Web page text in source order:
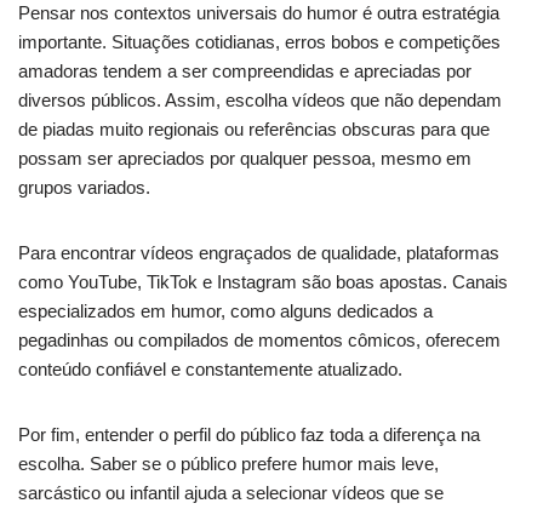
Pensar nos contextos universais do humor é outra estratégia
importante. Situações cotidianas, erros bobos e competições
amadoras tendem a ser compreendidas e apreciadas por
diversos públicos. Assim, escolha vídeos que não dependam
de piadas muito regionais ou referências obscuras para que
possam ser apreciados por qualquer pessoa, mesmo em
grupos variados.
Para encontrar vídeos engraçados de qualidade, plataformas
como YouTube, TikTok e Instagram são boas apostas. Canais
especializados em humor, como alguns dedicados a
pegadinhas ou compilados de momentos cômicos, oferecem
conteúdo confiável e constantemente atualizado.
Por fim, entender o perfil do público faz toda a diferença na
escolha. Saber se o público prefere humor mais leve,
sarcástico ou infantil ajuda a selecionar vídeos que se